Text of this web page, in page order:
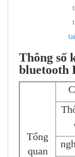
Thông số
bluetooth
Tổng
quan